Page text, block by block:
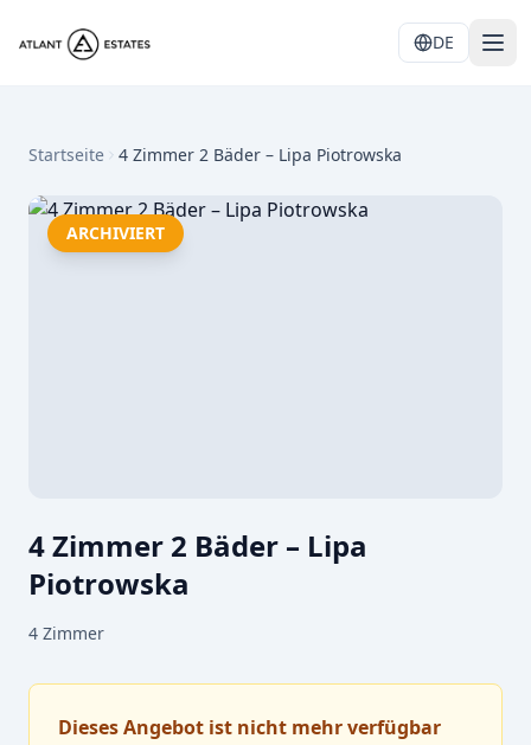
DE
Startseite 4 Zimmer 2 Bäder – Lipa Piotrowska
ARCHIVIERT
4 Zimmer 2 Bäder – Lipa
Piotrowska
4 Zimmer
Dieses Angebot ist nicht mehr verfügbar